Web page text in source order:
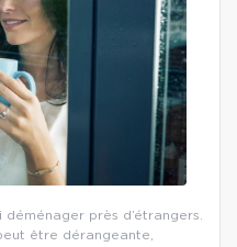
près d’étrangers.
être dérangeante,